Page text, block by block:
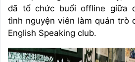
đã tổ chức buổi offline giữa
tình nguyện viên làm quản trò
English Speaking club.